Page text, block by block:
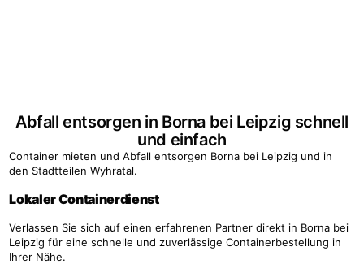
Abfall entsorgen in Borna bei Leipzig schnell
und einfach
Container mieten und Abfall entsorgen Borna bei Leipzig und in
den Stadtteilen Wyhratal.
Lokaler Containerdienst
Verlassen Sie sich auf einen erfahrenen Partner direkt in Borna bei
Leipzig für eine schnelle und zuverlässige Containerbestellung in
Ihrer Nähe.